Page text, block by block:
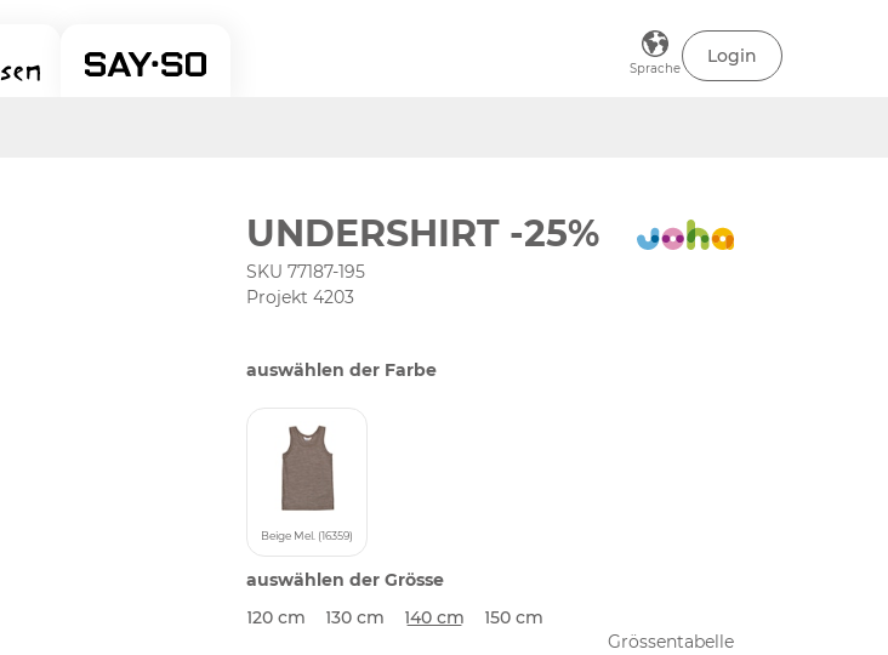
Sprache
Login
UNDERSHIRT -25%
SKU 77187-195
Projekt 4203
auswählen der Farbe
Beige Mel. (16359)
auswählen der Grösse
120 cm
130 cm 140 cm
150 cm
Grössentabelle